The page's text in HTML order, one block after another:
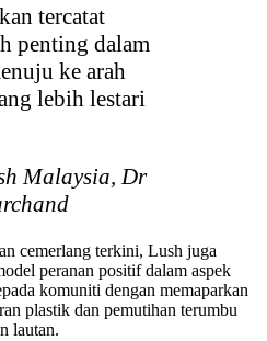
tercatat
penting dalam
ke arah
lebih lestari
Malaysia, Dr
cemerlang terkini, Lush juga
peranan positif dalam aspek
komuniti dengan memaparkan
plastik dan pemutihan terumbu
lautan.